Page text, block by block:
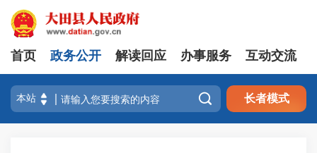
首页 政务公开 解读回应 办事服务 互动交流
 长者模式